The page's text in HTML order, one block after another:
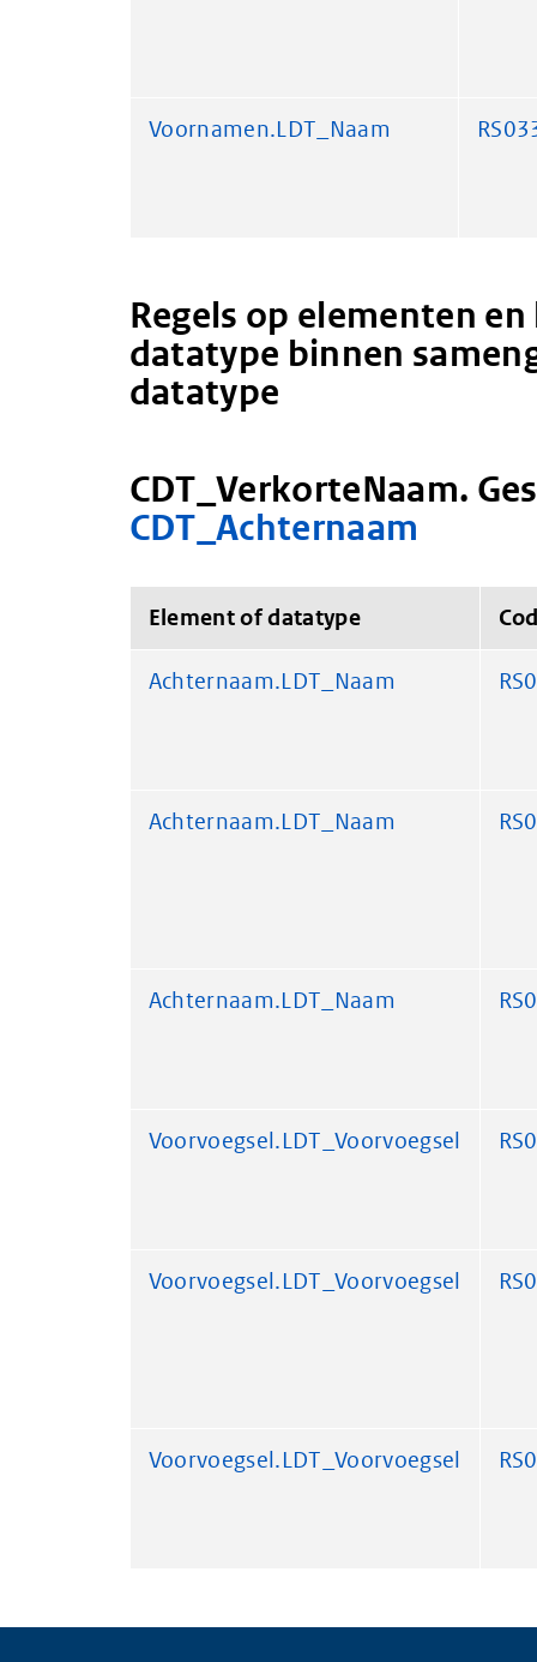
Voornamen.LDT_Naam
Regels op elementen
datatype binnen
datatype
CDT_VerkorteNaam.
CDT_Achternaam
Element of datatype
Achternaam.LDT_Naam
Achternaam.LDT_Naam
Achternaam.LDT_Naam
Voorvoegsel.LDT_Voorvoegsel
Voorvoegsel.LDT_Voorvoegsel
Voorvoegsel.LDT_Voorvoegsel